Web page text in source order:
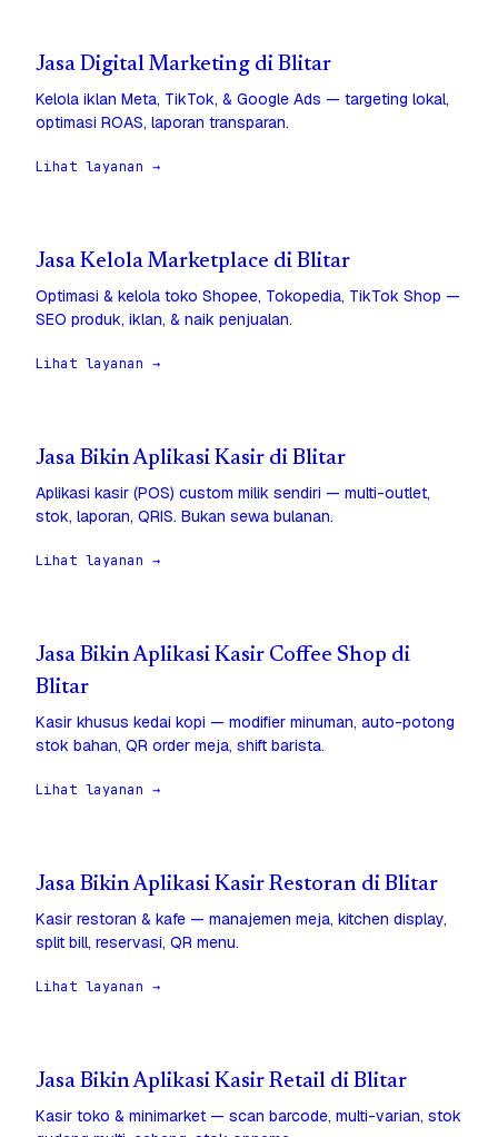
Jasa Digital Marketing di Blitar
Kelola iklan Meta, TikTok, & Google Ads — targeting lokal,
optimasi ROAS, laporan transparan.
Lihat layanan →
Jasa Kelola Marketplace di Blitar
Optimasi & kelola toko Shopee, Tokopedia, TikTok Shop —
SEO produk, iklan, & naik penjualan.
Lihat layanan →
Jasa Bikin Aplikasi Kasir di Blitar
Aplikasi kasir (POS) custom milik sendiri — multi-outlet,
stok, laporan, QRIS. Bukan sewa bulanan.
Lihat layanan →
Jasa Bikin Aplikasi Kasir Coffee Shop di
Blitar
Kasir khusus kedai kopi — modifier minuman, auto-potong
stok bahan, QR order meja, shift barista.
Lihat layanan →
Jasa Bikin Aplikasi Kasir Restoran di Blitar
Kasir restoran & kafe — manajemen meja, kitchen display,
split bill, reservasi, QR menu.
Lihat layanan →
Jasa Bikin Aplikasi Kasir Retail di Blitar
Kasir toko & minimarket — scan barcode, multi-varian, stok